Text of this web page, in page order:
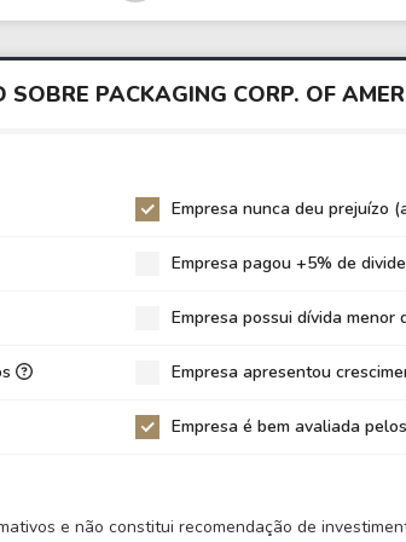
0,22
18,28% 19,14%
PACKAGING CORP. OF
Empresa nunca deu prejuízo
Empresa pagou +5% de
Empresa possui dívida menor
Empresa apresentou
Empresa é bem avaliada
e não constitui recomendação de